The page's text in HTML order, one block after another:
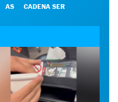
AS CADENA SER